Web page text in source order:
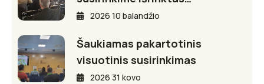
2026 10 balandžio
Šaukiamas pakartotinis
visuotinis susirinkimas
2026 31 kovo